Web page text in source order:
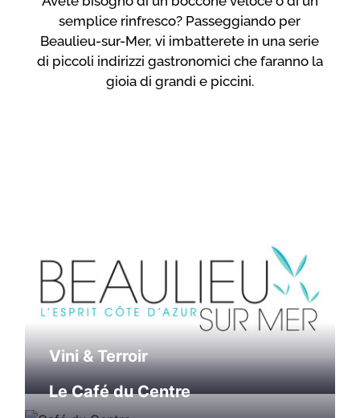
semplice rinfresco? Passeggiando per
Beaulieu-sur-Mer, vi imbatterete in una serie
di piccoli indirizzi gastronomici che faranno la
gioia di grandi e piccini.
Vini & Terroir
Le Café du Centre